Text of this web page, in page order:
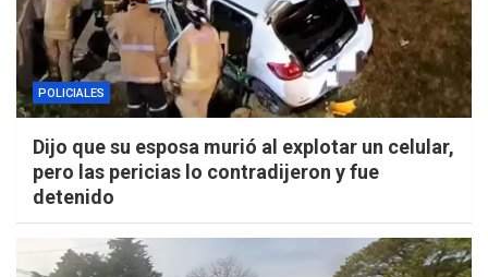
POLICIALES
Dijo que su esposa murió al explotar un celular,
pero las pericias lo contradijeron y fue
detenido